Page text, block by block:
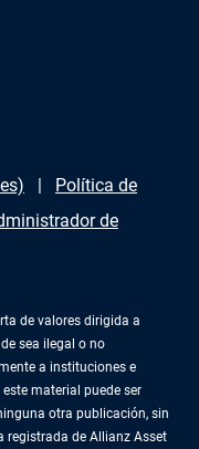
Política de
de
de valores dirigida a
sea ilegal o no
a instituciones e
material puede ser
otra publicación, sin
registrada de Allianz Asset